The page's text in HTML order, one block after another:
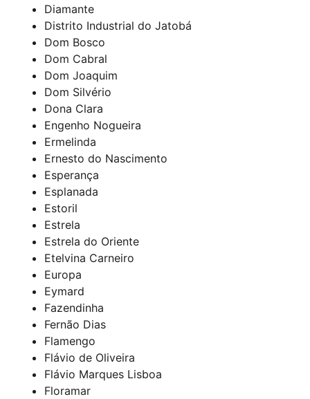
Diamante
Distrito Industrial do Jatobá
Dom Bosco
Dom Cabral
Dom Joaquim
Dom Silvério
Dona Clara
Engenho Nogueira
Ermelinda
Ernesto do Nascimento
Esperança
Esplanada
Estoril
Estrela
Estrela do Oriente
Etelvina Carneiro
Europa
Eymard
Fazendinha
Fernão Dias
Flamengo
Flávio de Oliveira
Flávio Marques Lisboa
Floramar